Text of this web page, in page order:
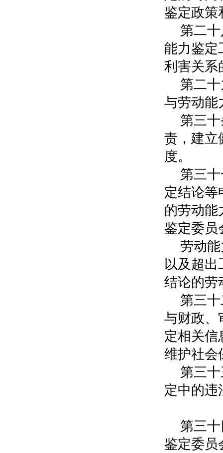
鉴定政策
第二
能力鉴定
利害关系
第二
与劳动能
第三
责，建立
度。
第三
定结论等
的劳动能
鉴定委员
劳动
以及超出
结论的劳
第三
与财政、
定相关信
维护社会
第三
定中的违
第三
鉴定委员